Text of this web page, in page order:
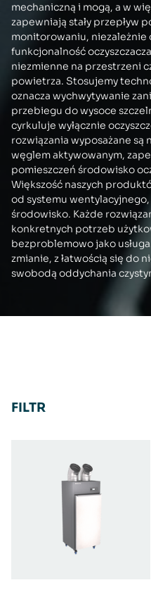
mechaniczną i mogą, a w
zapewniają stały przepływ
monitorowaniu, niezależnie
funkcjonalność
niezmienne na przestrzeni
powietrza. Stosujemy
oznacza wychwytywanie
przebiegu do wysoce
cyrkuluje wyłącznie
rozwiązania wyposażane są
węglem aktywowanym,
pomieszczeń środowisko
Większość naszych
od systemu
środowisko. Każde
konkretnych potrzeb
bezproblemowo jako
zmianie, z łatwością się do
swobodą oddychania
FILTR